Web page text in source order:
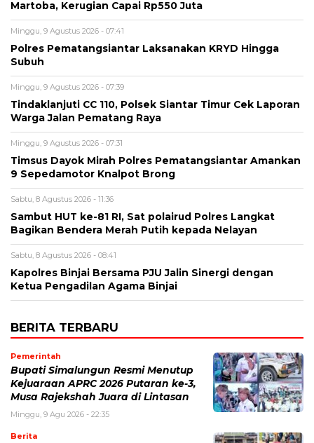
Martoba, Kerugian Capai Rp550 Juta
Minggu, 9 Agustus 2026 - 07:41
Polres Pematangsiantar Laksanakan KRYD Hingga
Subuh
Minggu, 9 Agustus 2026 - 07:39
Tindaklanjuti CC 110, Polsek Siantar Timur Cek Laporan
Warga Jalan Pematang Raya
Minggu, 9 Agustus 2026 - 07:31
Timsus Dayok Mirah Polres Pematangsiantar Amankan
9 Sepedamotor Knalpot Brong
Sabtu, 8 Agustus 2026 - 11:36
Sambut HUT ke-81 RI, Sat polairud Polres Langkat
Bagikan Bendera Merah Putih kepada Nelayan
Sabtu, 8 Agustus 2026 - 08:41
Kapolres Binjai Bersama PJU Jalin Sinergi dengan
Ketua Pengadilan Agama Binjai
BERITA TERBARU
Pemerintah
Bupati Simalungun Resmi Menutup
Kejuaraan APRC 2026 Putaran ke-3,
Musa Rajekshah Juara di Lintasan
Minggu, 9 Agu 2026 - 22:35
Berita